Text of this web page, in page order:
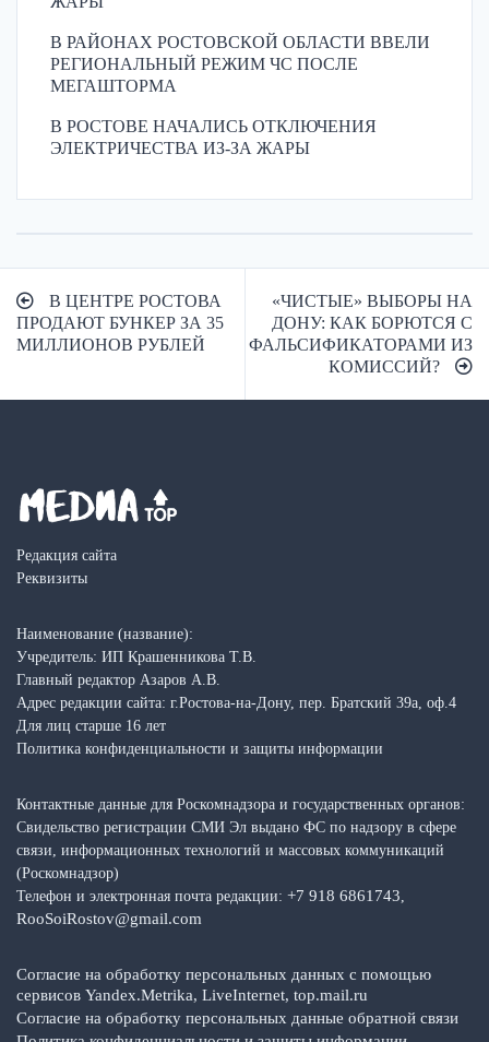
В РАЙОНАХ РОСТОВСКОЙ ОБЛАСТИ ВВЕЛИ
РЕГИОНАЛЬНЫЙ РЕЖИМ ЧС ПОСЛЕ
МЕГАШТОРМА
В РОСТОВЕ НАЧАЛИСЬ ОТКЛЮЧЕНИЯ
ЭЛЕКТРИЧЕСТВА ИЗ-ЗА ЖАРЫ
Навигация
по
В ЦЕНТРЕ РОСТОВА
ПРОДАЮТ БУНКЕР ЗА 35
МИЛЛИОНОВ РУБЛЕЙ
«ЧИСТЫЕ» ВЫБОРЫ НА
ДОНУ: КАК БОРЮТСЯ С
ФАЛЬСИФИКАТОРАМИ ИЗ
КОМИССИЙ?
Редакция сайта
Реквизиты
Наименование (название):
Учредитель: ИП Крашенникова Т.В.
Главный редактор Азаров А.В.
Адрес редакции сайта: г.Ростова-на-Дону, пер. Братский 39а, оф.4
Для лиц старше 16 лет
Политика конфиденциальности и защиты информации
Контактные данные для Роскомнадзора и государственных органов:
Свидельство регистрации СМИ Эл выдано ФС по надзору в сфере
связи, информационных технологий и массовых коммуникаций
(Роскомнадзор)
Телефон и электронная почта редакции: +7 918 6861743
RooSoiRostov@gmail.com
Согласие на обработку персональных данных с помощью
сервисов Yandex.Metrika, LiveInternet, top.mail.ru
Согласие на обработку персональных данные обратной связи